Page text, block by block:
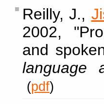
Reilly, J.,
2002,
and
language
(pdf)